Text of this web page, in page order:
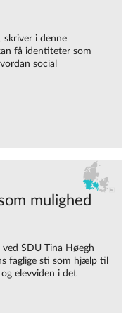
skriver i denne
få identiteter som
social
mulighed
SDU Tina Høegh
faglige sti som hjælp til
elevviden i det